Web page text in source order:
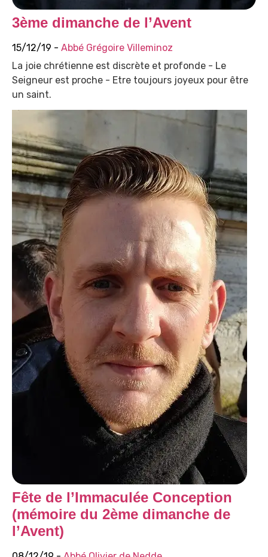
3ème dimanche de l’Avent
15/12/19 - Abbé Grégoire Villeminoz
La joie chrétienne est discrète et profonde - Le
Seigneur est proche - Etre toujours joyeux pour être
un saint.
Fête de l’Immaculée Conception
(mémoire du 2ème dimanche de
l’Avent)